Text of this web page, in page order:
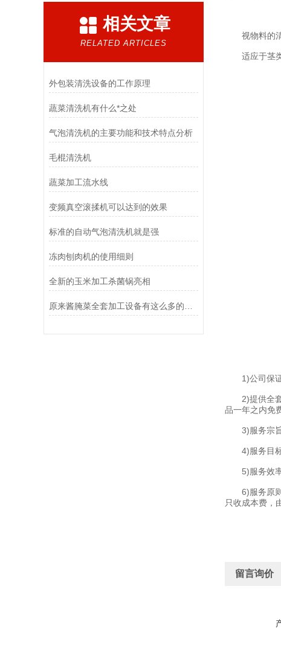
相关文章
RELATED ARTICLES
外包装清洗设备的工作原理
蔬菜清洗机有什么*之处
气泡清洗机的主要功能和技术特点分析
毛棍清洗机
蔬菜加工流水线
变频真空滚揉机可以达到的效果
标准的自动气泡清洗机就是强
冻肉刨肉机的使用细则
全新的玉米加工杀菌锅亮相
视物料的清
适应于茎类
1)公司保证
2)提供全套
品一年之内免
3)服务宗旨
4)服务目标
5)服务效率
6)服务原则
只收成本费，
留言询价